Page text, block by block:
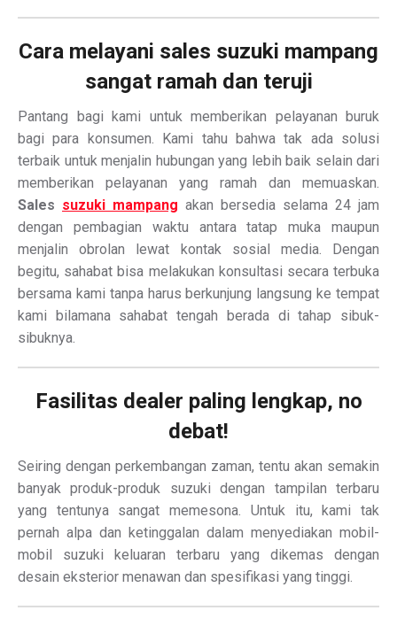
Cara melayani sales suzuki mampang
sangat ramah dan teruji
Pantang bagi kami untuk memberikan pelayanan buruk
bagi para konsumen. Kami tahu bahwa tak ada solusi
terbaik untuk menjalin hubungan yang lebih baik selain dari
memberikan pelayanan yang ramah dan memuaskan.
Sales suzuki mampang akan bersedia selama 24 jam
dengan pembagian waktu antara tatap muka maupun
menjalin obrolan lewat kontak sosial media. Dengan
begitu, sahabat bisa melakukan konsultasi secara terbuka
bersama kami tanpa harus berkunjung langsung ke tempat
kami bilamana sahabat tengah berada di tahap sibuk-
sibuknya.
Fasilitas dealer paling lengkap, no
debat!
Seiring dengan perkembangan zaman, tentu akan semakin
banyak produk-produk suzuki dengan tampilan terbaru
yang tentunya sangat memesona. Untuk itu, kami tak
pernah alpa dan ketinggalan dalam menyediakan mobil-
mobil suzuki keluaran terbaru yang dikemas dengan
desain eksterior menawan dan spesifikasi yang tinggi.